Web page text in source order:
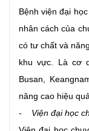
Bệnh viện đại
nhân cách của
có tư chất và
khu vực. Là cơ
Busan,
nâng cao hiệu
- Viện đại học